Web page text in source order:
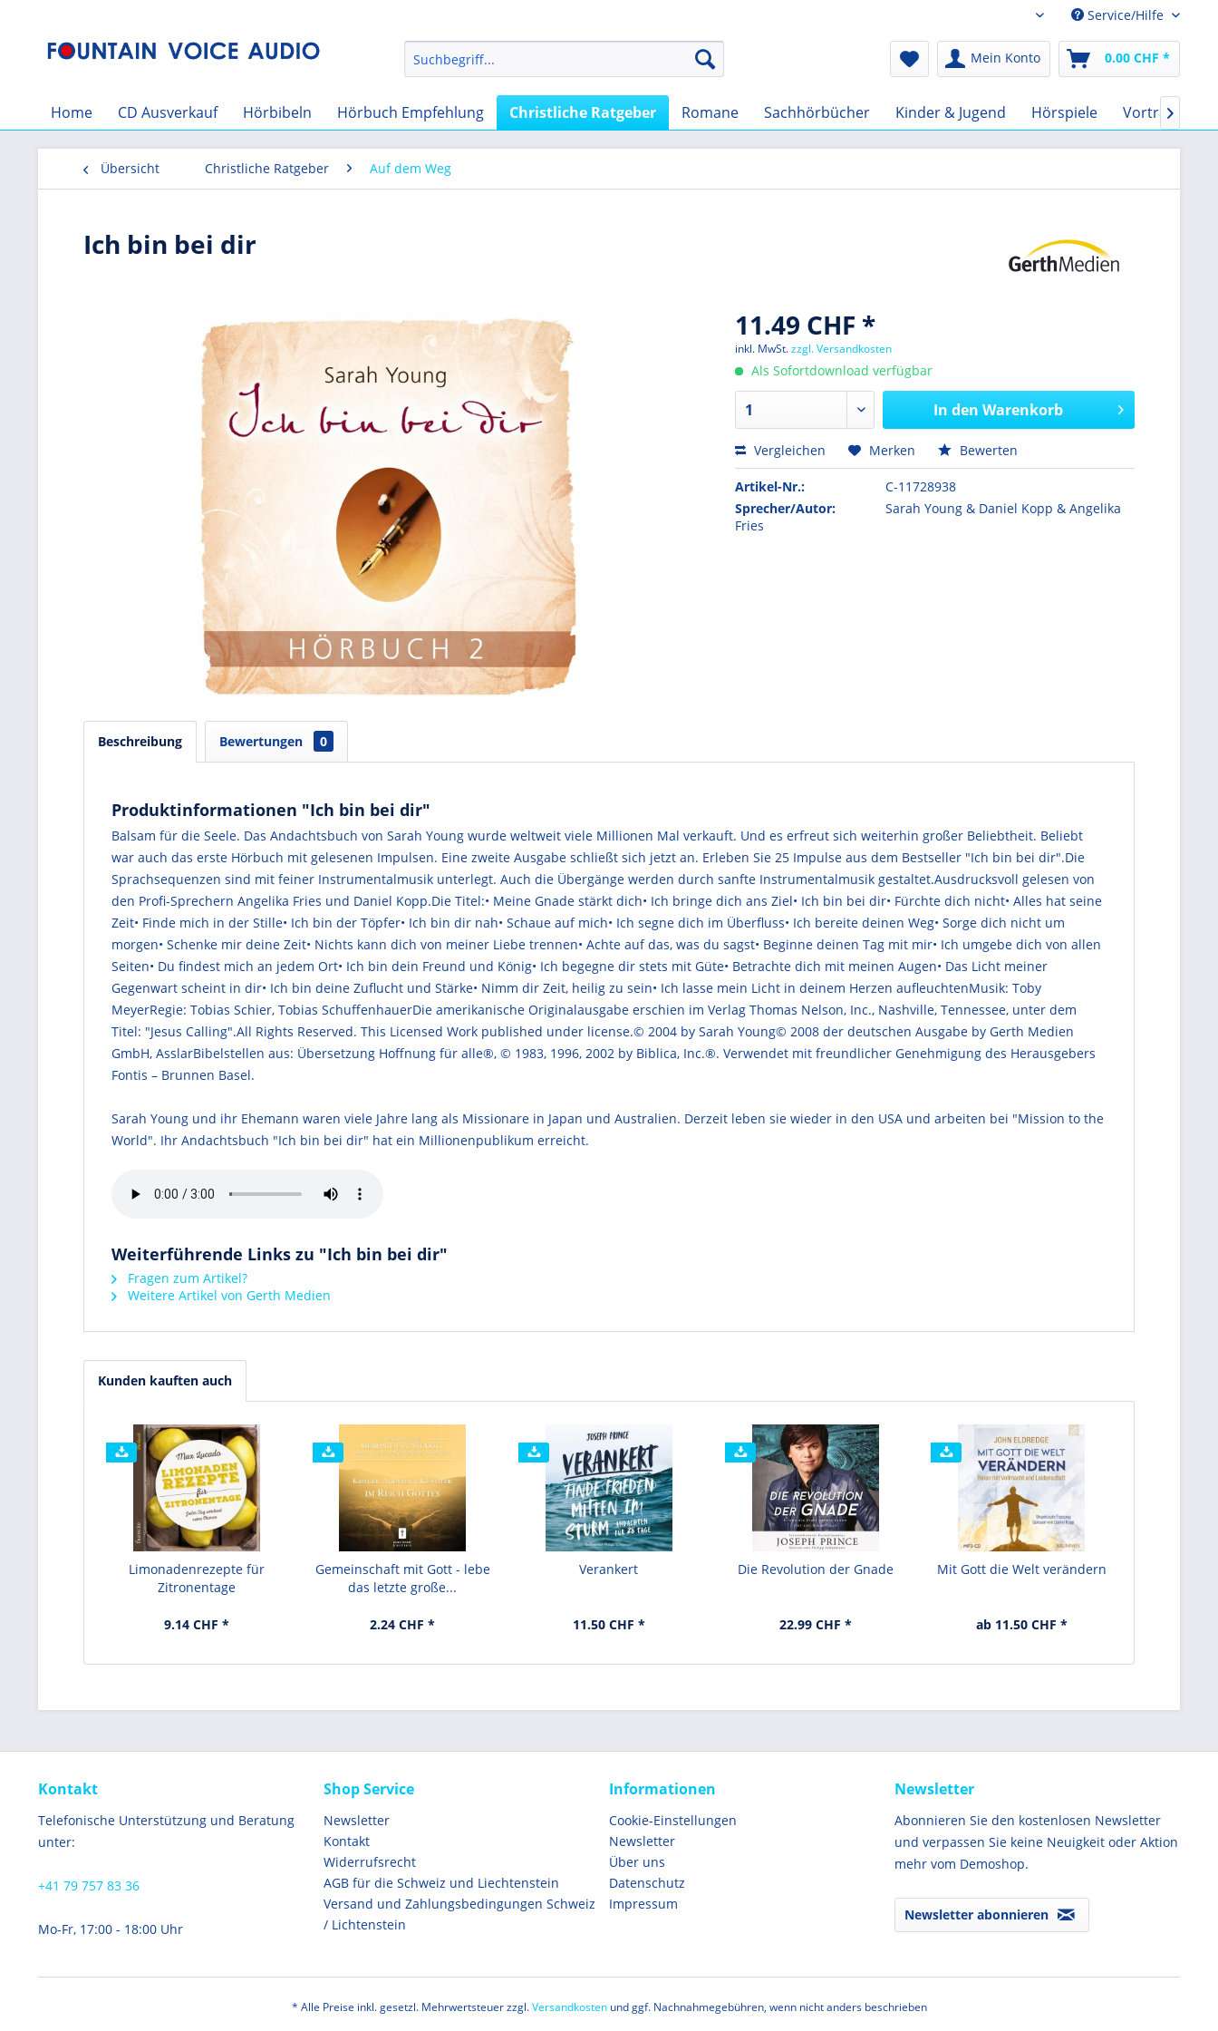
Audio-Book CHFService/Hilfe
Mein Konto 0.00 CHF *
Home CD Ausverkauf Hörbibeln Hörbuch Empfehlung Christliche Ratgeber Romane Sachhörbücher Kinder & Jugend Hörspiele Vorträge

Übersicht Christliche Ratgeber Auf dem Weg
Ich bin bei dir
11.49 CHF *
inkl. MwSt.zzgl. Versandkosten
Als Sofortdownload verfügbar
In den Warenkorb
Vergleichen Merken Bewerten
Artikel-Nr.:
C-11728938
Sprecher/Autor:
Sarah Young & Daniel Kopp & Angelika
Fries
Beschreibung Bewertungen 0
Produktinformationen "Ich bin bei dir"
Balsam für die Seele. Das Andachtsbuch von Sarah Young wurde weltweit viele Millionen Mal verkauft. Und es erfreut sich weiterhin großer Beliebtheit. Beliebt
war auch das erste Hörbuch mit gelesenen Impulsen. Eine zweite Ausgabe schließt sich jetzt an. Erleben Sie 25 Impulse aus dem Bestseller "Ich bin bei dir".Die
Sprachsequenzen sind mit feiner Instrumentalmusik unterlegt. Auch die Übergänge werden durch sanfte Instrumentalmusik gestaltet.Ausdrucksvoll gelesen von
den Profi-Sprechern Angelika Fries und Daniel Kopp.Die Titel:• Meine Gnade stärkt dich• Ich bringe dich ans Ziel• Ich bin bei dir• Fürchte dich nicht• Alles hat seine
Zeit• Finde mich in der Stille• Ich bin der Töpfer• Ich bin dir nah• Schaue auf mich• Ich segne dich im Überfluss• Ich bereite deinen Weg• Sorge dich nicht um
morgen• Schenke mir deine Zeit• Nichts kann dich von meiner Liebe trennen• Achte auf das, was du sagst• Beginne deinen Tag mit mir• Ich umgebe dich von allen
Seiten• Du findest mich an jedem Ort• Ich bin dein Freund und König• Ich begegne dir stets mit Güte• Betrachte dich mit meinen Augen• Das Licht meiner
Gegenwart scheint in dir• Ich bin deine Zuflucht und Stärke• Nimm dir Zeit, heilig zu sein• Ich lasse mein Licht in deinem Herzen aufleuchtenMusik: Toby
MeyerRegie: Tobias Schier, Tobias SchuffenhauerDie amerikanische Originalausgabe erschien im Verlag Thomas Nelson, Inc., Nashville, Tennessee, unter dem
Titel: "Jesus Calling".All Rights Reserved. This Licensed Work published under license.© 2004 by Sarah Young© 2008 der deutschen Ausgabe by Gerth Medien
GmbH, AsslarBibelstellen aus: Übersetzung Hoffnung für alle®, © 1983, 1996, 2002 by Biblica, Inc.®. Verwendet mit freundlicher Genehmigung des Herausgebers
Fontis – Brunnen Basel.
Sarah Young und ihr Ehemann waren viele Jahre lang als Missionare in Japan und Australien. Derzeit leben sie wieder in den USA und arbeiten bei "Mission to the
World". Ihr Andachtsbuch "Ich bin bei dir" hat ein Millionenpublikum erreicht.
Weiterführende Links zu "Ich bin bei dir"
Fragen zum Artikel?
Weitere Artikel von Gerth Medien
Kunden kauften auch
Limonadenrezepte für
Zitronentage
9.14 CHF *
Gemeinschaft mit Gott - lebe
das letzte große...
2.24 CHF *
Verankert
11.50 CHF *
Die Revolution der Gnade
22.99 CHF *
Mit Gott die Welt verändern
ab 11.50 CHF *
Kontakt
Telefonische Unterstützung und Beratung
unter:
+41 79 757 83 36
Mo-Fr, 17:00 - 18:00 Uhr
Shop Service
Newsletter
Kontakt
Widerrufsrecht
AGB für die Schweiz und Liechtenstein
Versand und Zahlungsbedingungen Schweiz
/ Lichtenstein
Informationen
Cookie-Einstellungen
Newsletter
Über uns
Datenschutz
Impressum
Newsletter
Abonnieren Sie den kostenlosen Newsletter
und verpassen Sie keine Neuigkeit oder Aktion
mehr vom Demoshop.
Newsletter abonnieren
* Alle Preise inkl. gesetzl. Mehrwertsteuer zzgl.Versandkostenund ggf. Nachnahmegebühren, wenn nicht anders beschrieben